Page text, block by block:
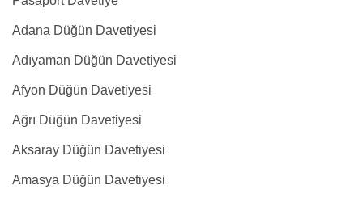
Adana Düğün Davetiyesi
Adıyaman Düğün Davetiyesi
Afyon Düğün Davetiyesi
Ağrı Düğün Davetiyesi
Aksaray Düğün Davetiyesi
Amasya Düğün Davetiyesi